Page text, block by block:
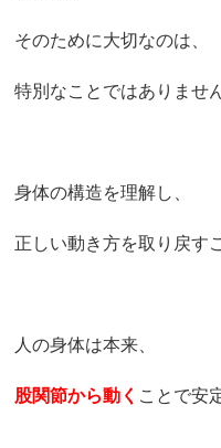
そのために大切なのは、
特別なことではありませ
身体の構造を理解し、
正しい動き方を取り戻す
人の身体は本来、
股関節から動く ことで安